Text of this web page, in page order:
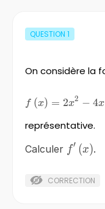
QUESTION 1
On considère la
f (x) = 2x2 − 4x
représentative.
Calculer f′ (x).
CORRECTION